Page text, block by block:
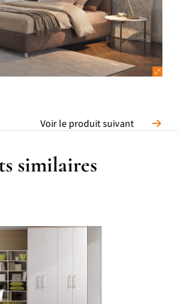
Voir le produit suivant
similaires